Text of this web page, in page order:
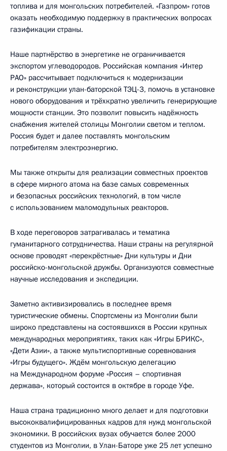
топлива и для монгольских потребителей. «Газпром» готов
оказать необходимую поддержку в практических вопросах
газификации страны.
Наше партнёрство в энергетике не ограничивается
экспортом углеводородов. Российская компания «Интер
РАО» рассчитывает подключиться к модернизации
и реконструкции улан-баторской ТЭЦ-3, помочь в установке
нового оборудования и трёхкратно увеличить генерирующие
мощности станции. Это позволит повысить надёжность
снабжения жителей столицы Монголии светом и теплом.
Россия будет и далее поставлять монгольским
потребителям электроэнергию.
Мы также открыты для реализации совместных проектов
в сфере мирного атома на базе самых современных
и безопасных российских технологий, в том числе
с использованием маломодульных реакторов.
В ходе переговоров затрагивалась и тематика
гуманитарного сотрудничества. Наши страны на регулярной
основе проводят «перекрёстные» Дни культуры и Дни
российско-монгольской дружбы. Организуются совместные
научные исследования и экспедиции.
Заметно активизировались в последнее время
туристические обмены. Спортсмены из Монголии были
широко представлены на состоявшихся в России крупных
международных мероприятиях, таких как «Игры БРИКС»,
«Дети Азии», а также мультиспортивные соревнования
«Игры будущего». Ждём монгольскую делегацию
на Международном форуме «Россия – спортивная
держава», который состоится в октябре в городе Уфе.
Наша страна традиционно много делает и для подготовки
высококвалифицированных кадров для нужд монгольской
экономики. В российских вузах обучается более 2000
студентов из Монголии, в Улан-Баторе уже 25 лет успешно